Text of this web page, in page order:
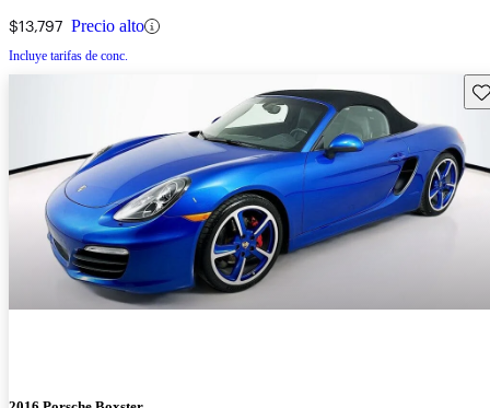
$13,797 Precio alto
Incluye tarifas de conc.